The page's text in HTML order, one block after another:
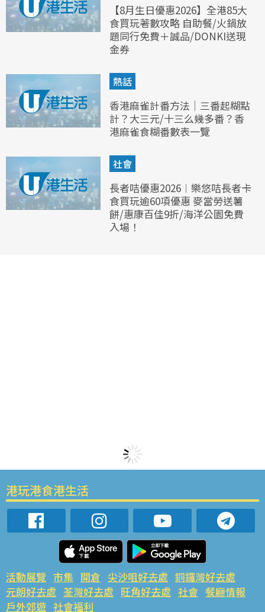
【8月生日優惠2026】全港85大
食買玩著數攻略 自助餐/火鍋放
題同行免費＋誠品/DONKI送現
金券
熱話
香港麻雀計番方法｜三番起糊點
計？大三元/十三么幾多番？香
港麻雀食糊番數表一覽
社會
長者咭優惠2026︱樂悠咭長者卡
食買玩逾60項優惠 麥當勞送薯
餅/惠康百佳9折/海洋公園免費
入場！
港玩港食港生活
活動展覽 市集 開倉 尖沙咀好去處 銅鑼灣好去處
元朗好去處 荃灣好去處 旺角好去處 社會 餐廳情報
戶外郊遊 社會福利